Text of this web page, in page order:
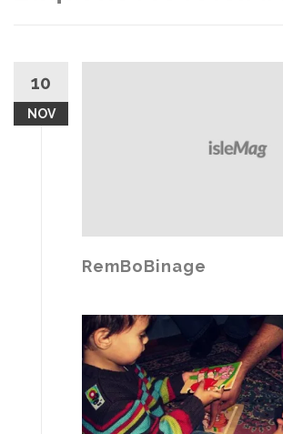
10
NOV
RemBoBinage